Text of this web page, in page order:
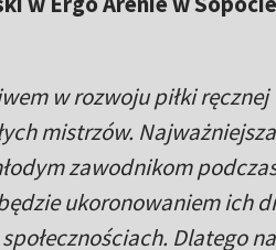
w rozwoju piłki
mistrzów.
zawodnikom
ukoronowaniem ich
Dlatego